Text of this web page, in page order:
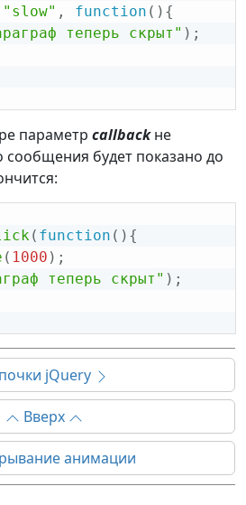
"slow" , function ( ) {
теперь скрыт" ) ;
параметр callbackне
сообщения будет показано до
( function ( ) {
( 1000 ) ;
теперь скрыт" ) ;
jQuery
Вверх
анимации